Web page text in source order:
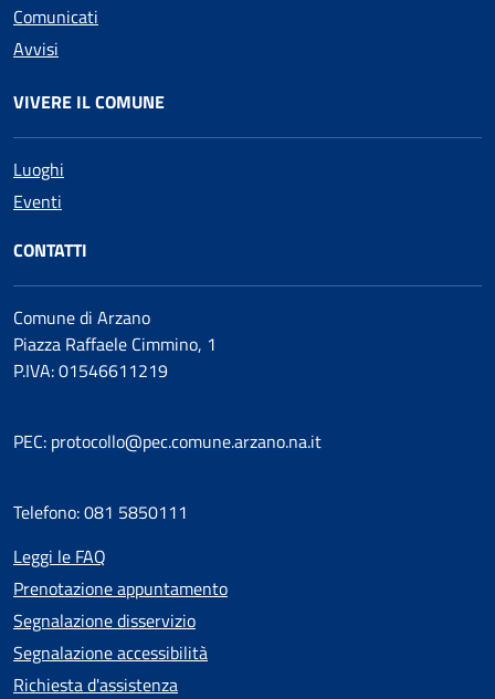
Comunicati
Avvisi
VIVERE IL COMUNE
Luoghi
Eventi
CONTATTI
Comune di Arzano
Piazza Raffaele Cimmino, 1
P.IVA: 01546611219
PEC: protocollo@pec.comune.arzano.na.it
Telefono: 081 5850111
Leggi le FAQ
Prenotazione appuntamento
Segnalazione disservizio
Segnalazione accessibilità
Richiesta d'assistenza